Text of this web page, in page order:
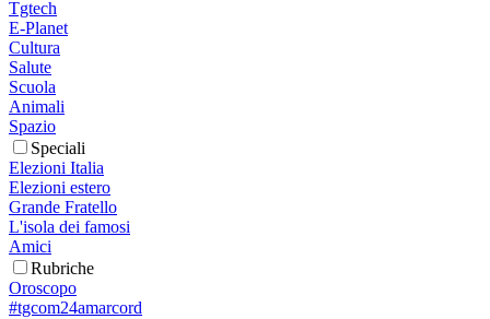
Tgtech
E-Planet
Cultura
Salute
Scuola
Animali
Spazio
Speciali
Elezioni Italia
Elezioni estero
Grande Fratello
L'isola dei famosi
Amici
Rubriche
Oroscopo
#tgcom24amarcord